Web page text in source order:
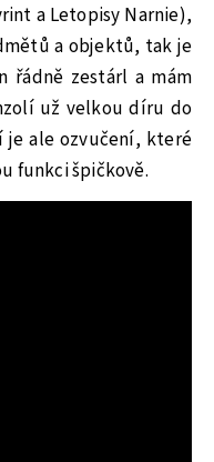
a Letopisy Narnie),
a objektů, tak je
řádně zestárl a mám
už velkou díru do
je ale ozvučení, které
funkci špičkově.